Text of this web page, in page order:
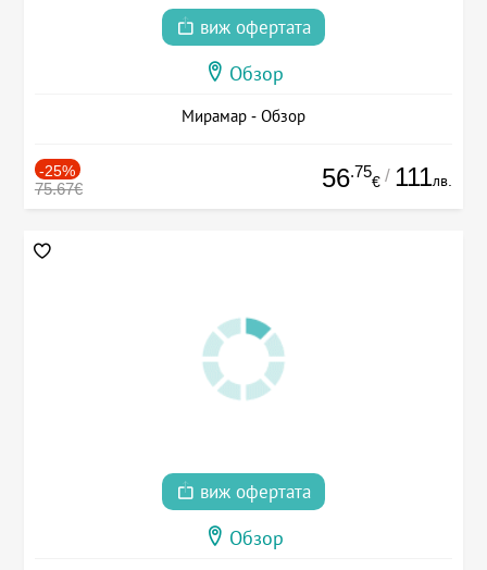
виж офертата
Обзор
Мирамар - Обзор
-25%
75.67€ 56.75
€ / 111лв.
виж офертата
Обзор